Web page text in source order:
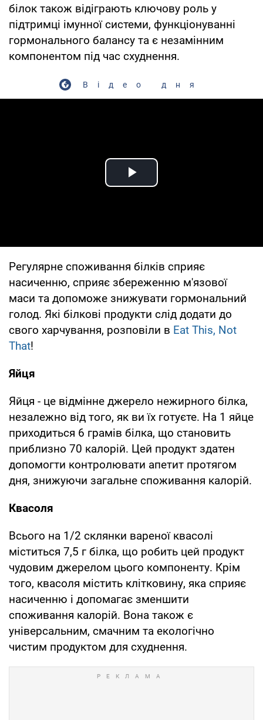
білок також відіграють ключову роль у
підтримці імунної системи, функціонуванні
гормонального балансу та є незамінним
компонентом під час схуднення.
Відео дня
Play Video
Регулярне споживання білків сприяє
насиченню, сприяє збереженню м'язової
маси та допоможе знижувати гормональний
голод. Які білкові продукти слід додати до
свого харчування, розповіли в Eat This, Not
That!
Яйця
Яйця - це відмінне джерело нежирного білка,
незалежно від того, як ви їх готуєте. На 1 яйце
приходиться 6 грамів білка, що становить
приблизно 70 калорій. Цей продукт здатен
допомогти контролювати апетит протягом
дня, знижуючи загальне споживання калорій.
Квасоля
Всього на 1/2 склянки вареної квасолі
міститься 7,5 г білка, що робить цей продукт
чудовим джерелом цього компоненту. Крім
того, квасоля містить клітковину, яка сприяє
насиченню і допомагає зменшити
споживання калорій. Вона також є
універсальним, смачним та екологічно
чистим продуктом для схуднення.